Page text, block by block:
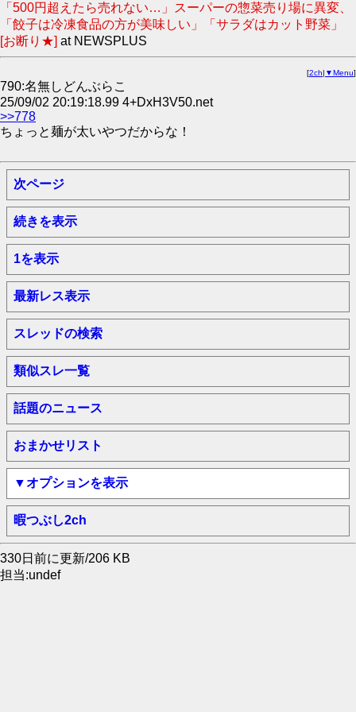
「500円超えたら売れない…」スーパーの惣菜売り場に異変、
「餃子は冷凍食品の方が美味しい」「サラダはカット野菜」
[お断り★] at NEWSPLUS
[2ch| ▼Menu]
790:名無しどんぶらこ
25/09/02 20:19:18.99 4+DxH3V50.net
>>778
ちょっと麺が太いやつだからな！
次ページ
続きを表示
1を表示
最新レス表示
スレッドの検索
類似スレ一覧
話題のニュース
おまかせリスト
▼オプションを表示
暇つぶし2ch
330日前に更新/206 KB
担当:undef